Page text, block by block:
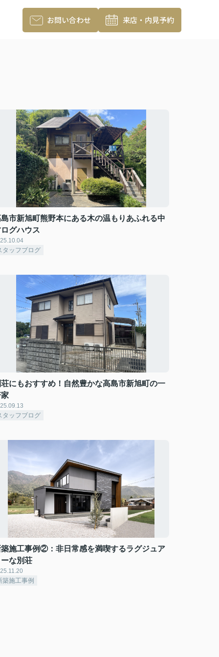
お問い合わせ 来店・内見予約
市新旭町熊野本にある木の温もりあふれる中
グハウス
タッフブログ
荘にもおすすめ！自然豊かな高島市新旭町の一
タッフブログ
築施工事例②：非日常感を満喫するラグジュア
ーな別荘
築施工事例